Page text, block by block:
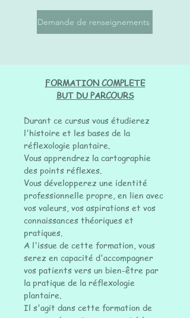
Demande de renseignements
FORMATION COMPLETE
BUT DU PARCOURS
Durant ce cursus vous étudierez
l'histoire et les bases de la
réflexologie plantaire.
Vous apprendrez la cartographie
des points réflexes.
Vous développerez une identité
professionnelle propre, en lien avec
vos valeurs, vos aspirations et vos
connaissances théoriques et
pratiques.
A l'issue de cette formation, vous
serez en capacité d'accompagner
vos patients vers un bien-être par
la pratique de la réflexologie
plantaire.
Il s'agit dans cette formation de